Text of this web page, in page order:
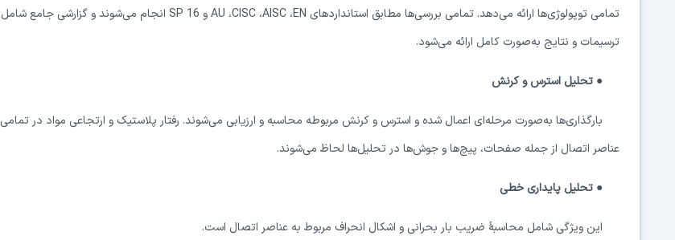
تمامی توپولوژی‌ها ارائه می‌دهد. تمامی بررسی‌ها مطابق استانداردهای EN، AISC، CISC، AUو SP 16 انجام می‌شوند و گزارشی جامع شامل
ترسیمات و نتایج به‌صورت کامل ارائه می‌شود.
● تحلیل استرس و کرنش
بارگذاری‌ها به‌صورت مرحله‌ای اعمال شده و استرس و کرنش مربوطه محاسبه و ارزیابی می‌شوند. رفتار پلاستیک و ارتجاعی مواد در تمامی
عناصر اتصال از جمله صفحات، پیچ‌ها و جوش‌ها در تحلیل‌ها لحاظ می‌شوند.
● تحلیل پایداری خطی
این ویژگی شامل محاسبهٔ ضریب بار بحرانی و اشکال انحراف مربوط به عناصر اتصال است.